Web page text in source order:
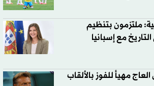
ملتزمون بتنظيم
مع إسبانيا
مهيأ للفوز بالألقاب